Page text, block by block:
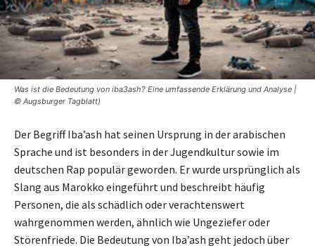
Was ist die Bedeutung von iba3ash? Eine umfassende Erklärung und Analyse |
© Augsburger Tagblatt)
Der Begriff Iba’ash hat seinen Ursprung in der arabischen
Sprache und ist besonders in der Jugendkultur sowie im
deutschen Rap populär geworden. Er wurde ursprünglich als
Slang aus Marokko eingeführt und beschreibt häufig
Personen, die als schädlich oder verachtenswert
wahrgenommen werden, ähnlich wie Ungeziefer oder
Störenfriede. Die Bedeutung von Iba’ash geht jedoch über